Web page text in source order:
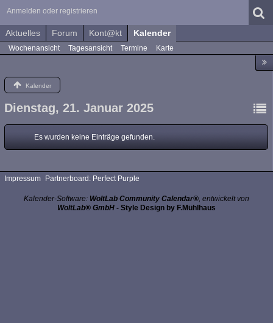
Anmelden oder registrieren
Aktuelles Forum Kont@kt Kalender
Wochenansicht Tagesansicht Termine Karte
Kalender
Dienstag, 21. Januar 2025
Es wurden keine Einträge gefunden.
Impressum Partnerboard: Perfect Purple
Kalender-Software: WoltLab Community Calendar®, entwickelt von
WoltLab® GmbH